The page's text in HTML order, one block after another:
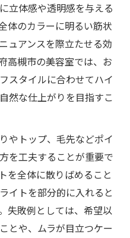
体感重視のハイライ
指すなら美容室選び
ラルなハイライトの
な仕上がりを実現す
ハイライトの仕上が
グで理想の立体感を
立体感や透明感を与える
体のカラーに明るい筋状
ュアンスを際立たせる効
高槻市の美容室では、お
スタイルに合わせてハイ
然な仕上がりを目指すこ
やトップ、毛先などポイ
を工夫することが重要で
を全体に散りばめること
イトを部分的に入れると
失敗例としては、希望以
とや、ムラが目立つケー